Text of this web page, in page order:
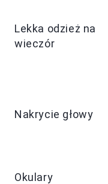
Lekka odzież na
wieczór
Nakrycie głowy
Okulary